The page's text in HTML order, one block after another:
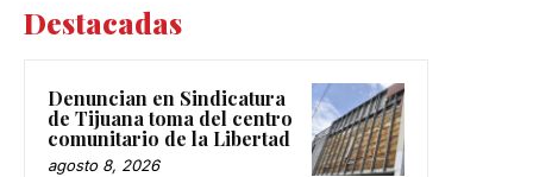
Destacadas
Denuncian en Sindicatura
de Tijuana toma del centro
comunitario de la Libertad
agosto 8, 2026